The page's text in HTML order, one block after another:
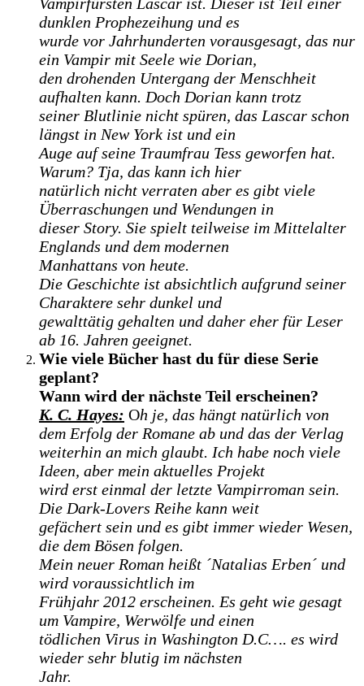
dunklen Prophezeihung und es
wurde vor Jahrhunderten vorausgesagt, das nur
ein Vampir mit Seele wie Dorian,
den drohenden Untergang der Menschheit
aufhalten kann. Doch Dorian kann trotz
seiner Blutlinie nicht spüren, das Lascar schon
längst in New York ist und ein
Auge auf seine Traumfrau Tess geworfen hat.
Warum? Tja, das kann ich hier
natürlich nicht verraten aber es gibt viele
Überraschungen und Wendungen in
dieser Story. Sie spielt teilweise im Mittelalter
Englands und dem modernen
Manhattans von heute.
Die Geschichte ist absichtlich aufgrund seiner
Charaktere sehr dunkel und
gewalttätig gehalten und daher eher für Leser
ab 16. Jahren geeignet.
Wie viele Bücher hast du für diese Serie
geplant?
Wann wird der nächste Teil erscheinen?
K. C. Hayes: Oh je, das hängt natürlich von
dem Erfolg der Romane ab und das der Verlag
weiterhin an mich glaubt. Ich habe noch viele
Ideen, aber mein aktuelles Projekt
wird erst einmal der letzte Vampirroman sein.
Die Dark-Lovers Reihe kann weit
gefächert sein und es gibt immer wieder Wesen,
die dem Bösen folgen.
Mein neuer Roman heißt ´Natalias Erben´ und
wird voraussichtlich im
Frühjahr 2012 erscheinen. Es geht wie gesagt
um Vampire, Werwölfe und einen
tödlichen Virus in Washington D.C…. es wird
wieder sehr blutig im nächsten
Jahr.